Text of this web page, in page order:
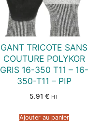
GANT TRICOTE SANS
COUTURE POLYKOR
GRIS 16-350 T11 – 16-
350-T11 – PIP
5.91 € HT
Ajouter au panier